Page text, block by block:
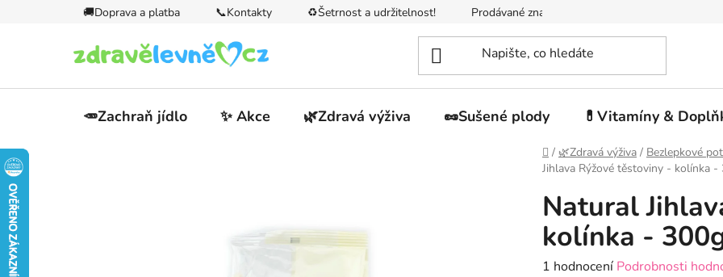
🚚Doprava a platba 📞Kontakty ♻️Šetrnost a udržitelnost! Prodávané značky
🥕Zachraň jídlo ✨ Akce 🌿Zdravá výživa 🥜Sušené plody 💊Vitamíny &
Domů
/ 🌿Zdravá výživa / Bezlepkové
Jihlava Rýžové těstoviny - kolínka -
Natural
kolínka -
Průměrné
1 hodnocení Podrobnosti